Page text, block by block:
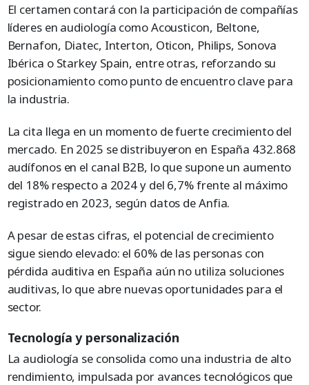
El certamen contará con la participación de compañías
líderes en audiología como Acousticon, Beltone,
Bernafon, Diatec, Interton, Oticon, Philips, Sonova
Ibérica o Starkey Spain, entre otras, reforzando su
posicionamiento como punto de encuentro clave para
la industria.
La cita llega en un momento de fuerte crecimiento del
mercado. En 2025 se distribuyeron en España 432.868
audífonos en el canal B2B, lo que supone un aumento
del 18% respecto a 2024 y del 6,7% frente al máximo
registrado en 2023, según datos de Anfia.
A pesar de estas cifras, el potencial de crecimiento
sigue siendo elevado: el 60% de las personas con
pérdida auditiva en España aún no utiliza soluciones
auditivas, lo que abre nuevas oportunidades para el
sector.
Tecnología y personalización
La audiología se consolida como una industria de alto
rendimiento, impulsada por avances tecnológicos que